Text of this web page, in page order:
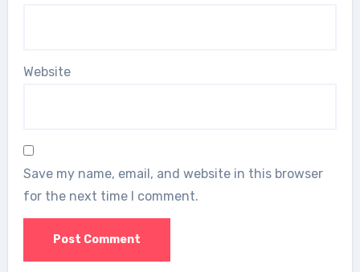
Website
Save my name, email, and website in this browser
for the next time I comment.